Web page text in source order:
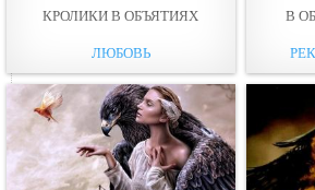
КРОЛИКИ В ОБЪЯТИЯХ
ЛЮБОВЬ
В